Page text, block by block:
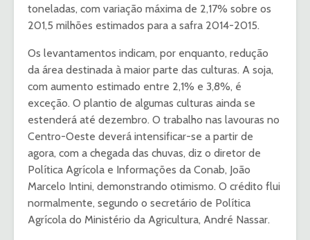
toneladas, com variação máxima de 2,17% sobre os
201,5 milhões estimados para a safra 2014-2015.
Os levantamentos indicam, por enquanto, redução
da área destinada à maior parte das culturas. A soja,
com aumento estimado entre 2,1% e 3,8%, é
exceção. O plantio de algumas culturas ainda se
estenderá até dezembro. O trabalho nas lavouras no
Centro-Oeste deverá intensificar-se a partir de
agora, com a chegada das chuvas, diz o diretor de
Política Agrícola e Informações da Conab, João
Marcelo Intini, demonstrando otimismo. O crédito flui
normalmente, segundo o secretário de Política
Agrícola do Ministério da Agricultura, André Nassar.